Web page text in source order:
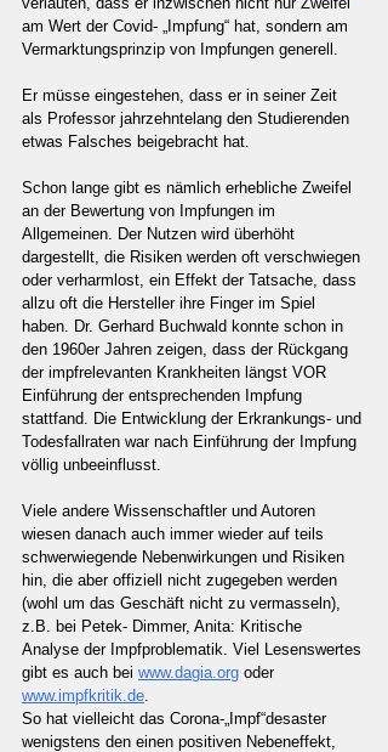
am Wert der Covid- „Impfung“ hat, sondern am
Vermarktungsprinzip von Impfungen generell.
Er müsse eingestehen, dass er in seiner Zeit
als Professor jahrzehntelang den Studierenden
etwas Falsches beigebracht hat.
Schon lange gibt es nämlich erhebliche Zweifel
an der Bewertung von Impfungen im
Allgemeinen. Der Nutzen wird überhöht
dargestellt, die Risiken werden oft verschwiegen
oder verharmlost, ein Effekt der Tatsache, dass
allzu oft die Hersteller ihre Finger im Spiel
haben. Dr. Gerhard Buchwald konnte schon in
den 1960er Jahren zeigen, dass der Rückgang
der impfrelevanten Krankheiten längst VOR
Einführung der entsprechenden Impfung
stattfand. Die Entwicklung der Erkrankungs- und
Todesfallraten war nach Einführung der Impfung
völlig unbeeinflusst.
Viele andere Wissenschaftler und Autoren
wiesen danach auch immer wieder auf teils
schwerwiegende Nebenwirkungen und Risiken
hin, die aber offiziell nicht zugegeben werden
(wohl um das Geschäft nicht zu vermasseln),
z.B. bei Petek- Dimmer, Anita: Kritische
Analyse der Impfproblematik. Viel Lesenswertes
gibt es auch bei www.dagia.org oder
www.impfkritik.de
So hat vielleicht das Corona-„Impf“desaster
wenigstens den einen positiven Nebeneffekt,